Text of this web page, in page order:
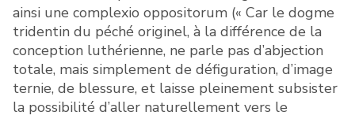
ainsi une complexio oppositorum (« Car le dogme
tridentin du péché originel, à la différence de la
conception luthérienne, ne parle pas d’abjection
totale, mais simplement de défiguration, d’image
ternie, de blessure, et laisse pleinement subsister
la possibilité d’aller naturellement vers le